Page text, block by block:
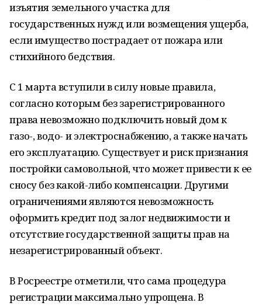
изъятия земельного участка для
государственных нужд или возмещения ущерба,
если имущество пострадает от пожара или
стихийного бедствия.
С 1 марта вступили в силу новые правила,
согласно которым без зарегистрированного
права невозможно подключить новый дом к
газо-, водо- и электроснабжению, а также начать
его эксплуатацию. Существует и риск признания
постройки самовольной, что может привести к ее
сносу без какой-либо компенсации. Другими
ограничениями являются невозможность
оформить кредит под залог недвижимости и
отсутствие государственной защиты прав на
незарегистрированный объект.
В Росреестре отметили, что сама процедура
регистрации максимально упрощена. В